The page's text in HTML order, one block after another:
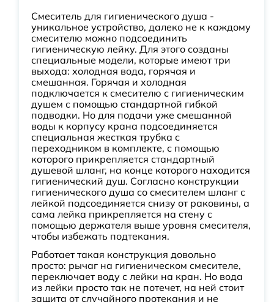
Смеситель для гигиенического душа -
уникальное устройство, далеко не к каждому
смесителю можно подсоединить
гигиеническую лейку. Для этого созданы
специальные модели, которые имеют три
выхода: холодная вода, горячая и
смешанная. Горячая и холодная
подключается к смесителю с гигиеническим
душем с помощью стандартной гибкой
подводки. Но для подачи уже смешанной
воды к корпусу крана подсоединяется
специальная жесткая трубка с
переходником в комплекте, с помощью
которого прикрепляется стандартный
душевой шланг, на конце которого находится
гигиенический душ. Согласно конструкции
гигиенического душа со смесителем шланг с
лейкой подсоединяется снизу от раковины, а
сама лейка прикрепляется на стену с
помощью держателя выше уровня смесителя,
чтобы избежать подтекания.
Работает такая конструкция довольно
просто: рычаг на гигиеническом смесителе,
переключает воду с лейки на кран. Но вода
из лейки просто так не потечет, на ней стоит
защита от случайного протекания и не